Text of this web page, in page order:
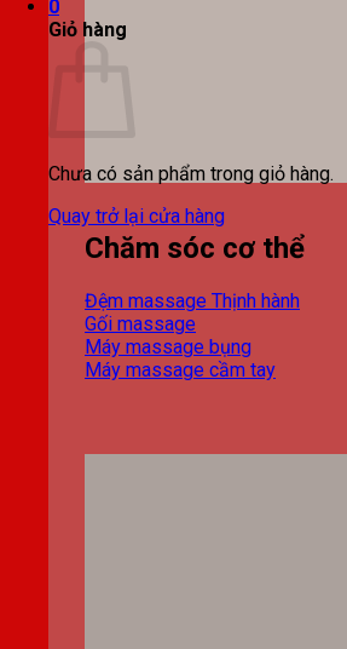
0
Giỏ hàng
Chưa có sản phẩm trong giỏ hàng.
Quay trở lại cửa hàng
Chăm sóc cơ thể
Đệm massage
Gối massage
Máy massage bụng
Máy massage cầm tay